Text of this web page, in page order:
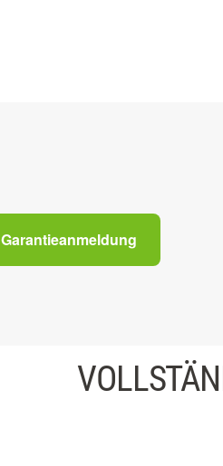
Garantieanmeldung